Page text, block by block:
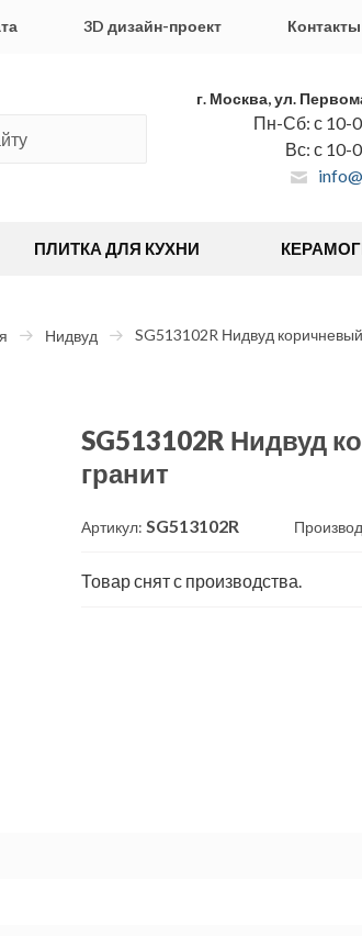
3D дизайн-проект Контакты
г. Москва, ул.
Пн-Сб: с 10-
Вс: с 10-
ПЛИТКА ДЛЯ КУХНИ
Нидвуд SG513102R Нидвуд
SG513102R Нидвуд
гранит
Артикул: SG513102R
Товар снят с производства.